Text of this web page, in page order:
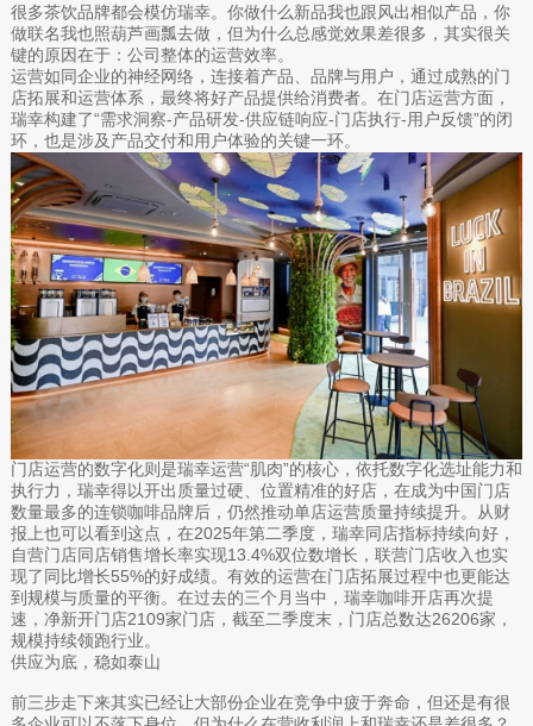
很多茶饮品牌都会模仿瑞幸。你做什么新品我也跟风出相似产品，你
做联名我也照葫芦画瓢去做，但为什么总感觉效果差很多，其实很关
键的原因在于：公司整体的运营效率。
运营如同企业的神经网络，连接着产品、品牌与用户，通过成熟的门
店拓展和运营体系，最终将好产品提供给消费者。在门店运营方面，
瑞幸构建了“需求洞察-产品研发-供应链响应-门店执行-用户反馈”的闭
环，也是涉及产品交付和用户体验的关键一环。
门店运营的数字化则是瑞幸运营“肌肉”的核心，依托数字化选址能力和
执行力，瑞幸得以开出质量过硬、位置精准的好店，在成为中国门店
数量最多的连锁咖啡品牌后，仍然推动单店运营质量持续提升。从财
报上也可以看到这点，在2025年第二季度，瑞幸同店指标持续向好，
自营门店同店销售增长率实现13.4%双位数增长，联营门店收入也实
现了同比增长55%的好成绩。有效的运营在门店拓展过程中也更能达
到规模与质量的平衡。在过去的三个月当中，瑞幸咖啡开店再次提
速，净新开门店2109家门店，截至二季度末，门店总数达26206家，
规模持续领跑行业。
供应为底，稳如泰山
前三步走下来其实已经让大部份企业在竞争中疲于奔命，但还是有很